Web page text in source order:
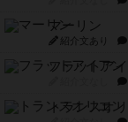
マーリン
紹介文あり
フラットア
トランスオ